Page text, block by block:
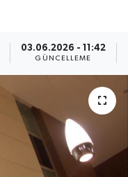
03.06.2026 - 11:42
GÜNCELLEME